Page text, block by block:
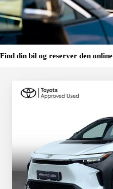
Find din bil og reserver den online